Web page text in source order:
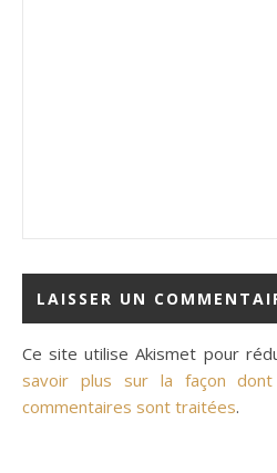
Ce site utilise Akismet pour
savoir plus sur la façon
commentaires sont traitées.